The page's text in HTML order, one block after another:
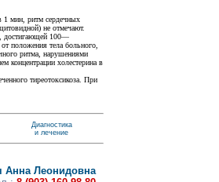
1 мин, ритм сердечных
не отмечают.
достигающей 100—
положения тела больного,
ритма, нарушениями
концентрации холестерина в
тиреотоксикоза. При
Диагностика
и лечение
Анна Леонидовна